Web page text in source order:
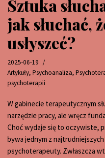
Sztuka
jak słuchać,
usłyszeć?
2025-06-19
Artykuły, Psychoanaliza,
psychoterapii
W gabinecie terapeutycznym
narzędzie pracy, ale wręcz
Choć wydaje się to oczywiste,
bywa jednym z
psychoterapeuty. Zwłaszcza